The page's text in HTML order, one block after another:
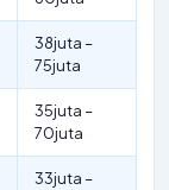
38juta –
75juta
35juta –
70juta
33juta –